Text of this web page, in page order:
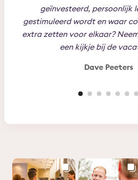
geïnvesteerd, persoonlijk
gestimuleerd wordt en waar
extra zetten voor elkaar?
een kijkje bij de
Dave Peeters